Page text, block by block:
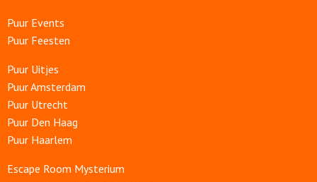
Puur Events
Puur Feesten
Puur Uitjes
Puur Amsterdam
Puur Utrecht
Puur Den Haag
Puur Haarlem
Escape Room Mysterium